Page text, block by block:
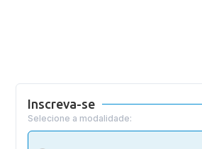
Inscreva-se
Selecione a modalidade: